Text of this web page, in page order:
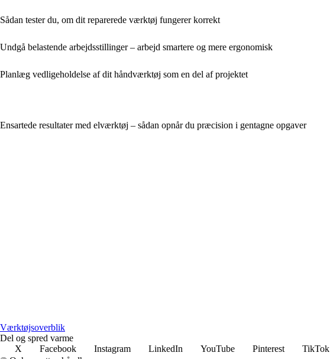
Sådan tester du, om dit reparerede værktøj fungerer korrekt
Undgå belastende arbejdsstillinger – arbejd smartere og mere ergonomisk
Planlæg vedligeholdelse af dit håndværktøj som en del af projektet
Ensartede resultater med elværktøj – sådan opnår du præcision i gentagne opgaver
Værktøjsoverblik
Del og spred varme
X
Facebook Instagram LinkedIn YouTube Pinterest TikTok